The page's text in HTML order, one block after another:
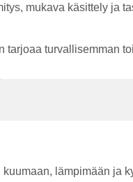
mukava käsittely ja
turvallisemman
lämpimään ja